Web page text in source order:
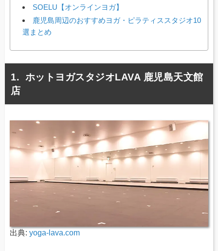
SOELU【オンラインヨガ】
鹿児島周辺のおすすめヨガ・ピラティススタジオ10
選まとめ
ホットヨガスタジオLAVA 鹿児島天文館
店
出典: yoga-lava.com